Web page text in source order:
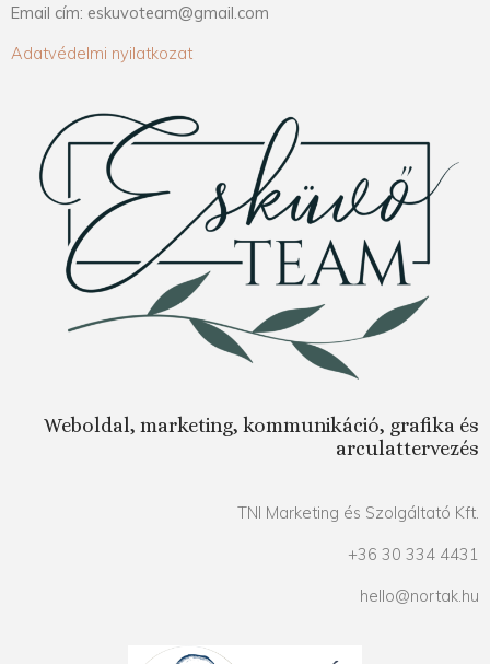
Email cím: eskuvoteam@gmail.com
Adatvédelmi nyilatkozat
Weboldal, marketing, kommunikáció, grafika és
arculattervezés
TNI Marketing és Szolgáltató Kft.
+36 30 334 4431
hello@nortak.hu